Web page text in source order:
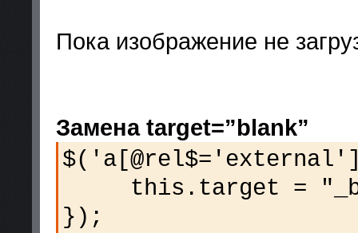
Пока изображение не
Замена target=”blank”
this.target =
});